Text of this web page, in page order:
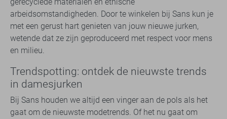
arbeidsomstandigheden. Door te winkelen bij Sans kun je
met een gerust hart genieten van jouw nieuwe jurken,
wetende dat ze zijn geproduceerd met respect voor mens
en milieu.
Trendspotting: ontdek de nieuwste trends
in damesjurken
Bij Sans houden we altijd een vinger aan de pols als het
gaat om de nieuwste modetrends. Of het nu gaat om